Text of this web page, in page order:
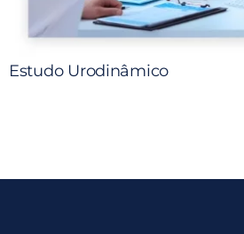
Estudo Urodinâmico